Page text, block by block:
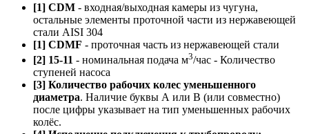
[1] CDM - входная/выходная камеры из чугуна,
остальные элементы проточной части из нержавеющей
стали AISI 304
[1] CDMF - проточная часть из нержавеющей стали
[2] 15-11 - номинальная подача м3/час - Количество
ступеней насоса
[3] Количество рабочих колес уменьшенного
диаметра. Наличие буквы А или B (или совместно)
после цифры указывает на тип уменьшенных рабочих
колёс.